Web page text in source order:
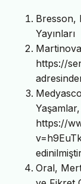
Bresson,
Yayınları
https://
https://
Oral,